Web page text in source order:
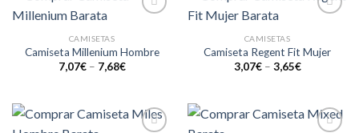
lista de
deseos
CAMISETAS
Camiseta Millenium Hombre
7,07€– 7,68€
lista de
deseos
CAMISETAS
Camiseta Regent Fit Mujer
3,07€– 3,65€